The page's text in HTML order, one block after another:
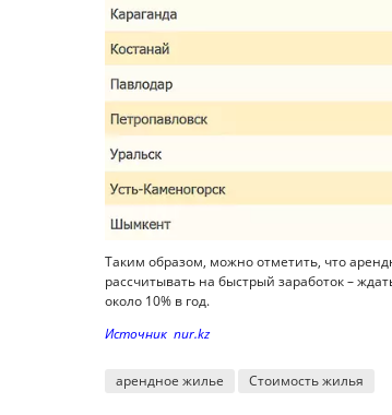
Таким образом, можно отметить, что
рассчитывать на быстрый заработок –
около 10% в год.
Источник nur.kz
арендное жилье Стоимость жилья